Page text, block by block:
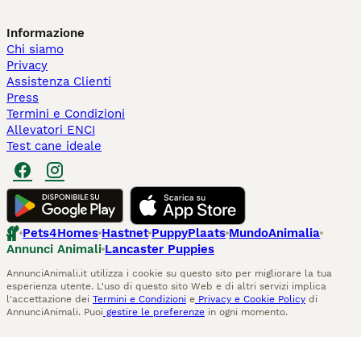
Informazione
Chi siamo
Privacy
Assistenza Clienti
Press
Termini e Condizioni
Allevatori ENCI
Test cane ideale
Pets4Homes Hastnet PuppyPlaats MundoAnimalia
Annunci Animali Lancaster Puppies
AnnunciAnimali.it utilizza i cookie su questo sito per migliorare la tua
esperienza utente. L'uso di questo sito Web e di altri servizi implica
l'accettazione dei Termini e Condizioni e Privacy e Cookie Policy di
AnnunciAnimali. Puoi gestire le preferenze in ogni momento.